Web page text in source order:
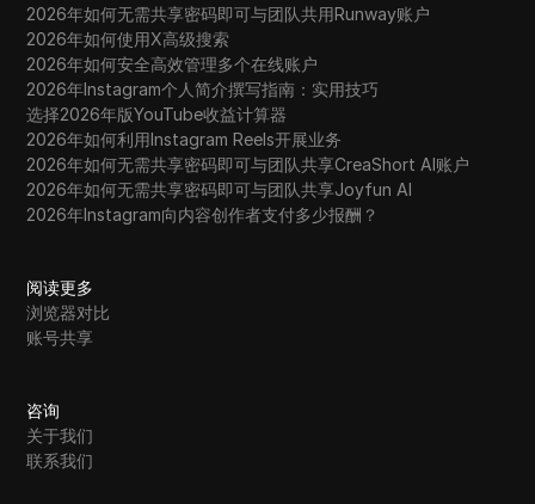
2026年如何无需共享密码即可与团队共用Runway账户
2026年如何使用X高级搜索
2026年如何安全高效管理多个在线账户
2026年Instagram个人简介撰写指南：实用技巧
选择2026年版YouTube收益计算器
2026年如何利用Instagram Reels开展业务
2026年如何无需共享密码即可与团队共享CreaShort AI账户
2026年如何无需共享密码即可与团队共享Joyfun AI
2026年Instagram向内容创作者支付多少报酬？
阅读更多
浏览器对比
账号共享
咨询
关于我们
联系我们